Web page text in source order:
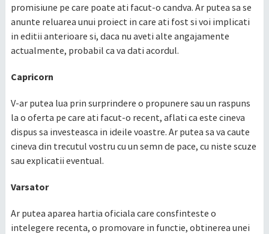
promisiune pe care poate ati facut-o candva. Ar putea sa se
anunte reluarea unui proiect in care ati fost si voi implicati
in editii anterioare si, daca nu aveti alte angajamente
actualmente, probabil ca va dati acordul.
Capricorn
V-ar putea lua prin surprindere o propunere sau un raspuns
la o oferta pe care ati facut-o recent, aflati ca este cineva
dispus sa investeasca in ideile voastre. Ar putea sa va caute
cineva din trecutul vostru cu un semn de pace, cu niste scuze
sau explicatii eventual.
Varsator
Ar putea aparea hartia oficiala care consfinteste o
intelegere recenta, o promovare in functie, obtinerea unei